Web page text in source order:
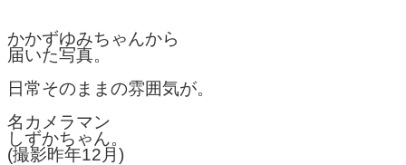
かかずゆみちゃんから
届いた写真。
日常そのままの雰囲気が。
名カメラマン
しずかちゃん。
(撮影昨年12月)